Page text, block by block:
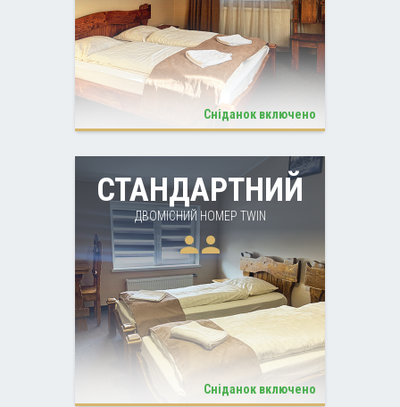
more_horiz ДЕТАЛЬНІШЕ
Сніданок включено
СТАНДАРТНИЙ
ДВОМІСНИЙ НОМЕР TWIN
personperson
Сніданок включено